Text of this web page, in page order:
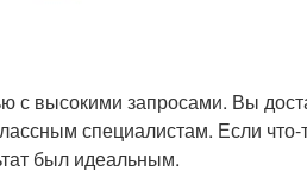
с высокими запросами. Вы
специалистам. Если что-
был идеальным.